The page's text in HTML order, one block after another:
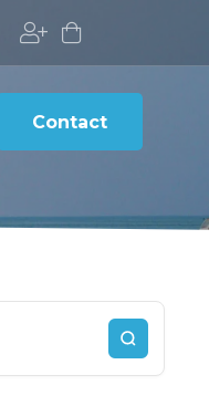
Contact